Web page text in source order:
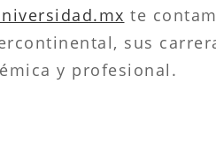
te
sus
y profesional.